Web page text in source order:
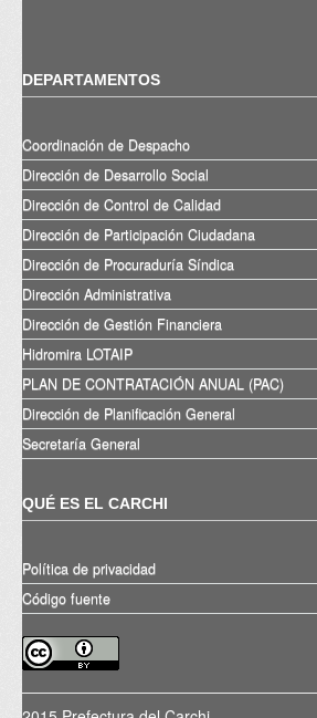
DEPARTAMENTOS
Coordinación de Despacho
Dirección de Desarrollo Social
Dirección de Control de Calidad
Dirección de Participación Ciudadana
Dirección de Procuraduría Síndica
Dirección Administrativa
Dirección de Gestión Financiera
Hidromira LOTAIP
PLAN DE CONTRATACIÓN ANUAL (PAC)
Dirección de Planificación General
Secretaría General
QUÉ ES EL CARCHI
Política de privacidad
Código fuente